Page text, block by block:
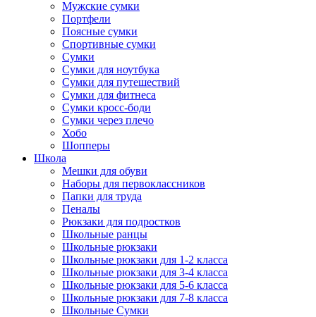
Мужские сумки
Портфели
Поясные сумки
Спортивные сумки
Сумки
Сумки для ноутбука
Сумки для путешествий
Сумки для фитнеса
Сумки кросс-боди
Сумки через плечо
Хобо
Шопперы
Школа
Мешки для обуви
Наборы для первоклассников
Папки для труда
Пеналы
Рюкзаки для подростков
Школьные ранцы
Школьные рюкзаки
Школьные рюкзаки для 1-2 класса
Школьные рюкзаки для 3-4 класса
Школьные рюкзаки для 5-6 класса
Школьные рюкзаки для 7-8 класса
Школьные Сумки